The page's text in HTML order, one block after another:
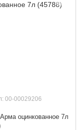
00-00029206
оцинкованное 7л